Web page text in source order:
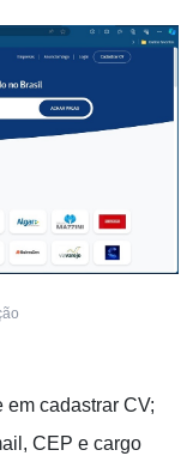
cadastrar CV;
CEP e cargo